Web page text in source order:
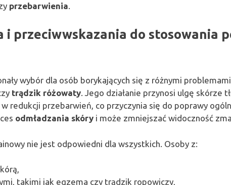
przebarwienia
i przeciwwskazania do stosowania
wybór dla osób borykających się z różnymi
trądzik różowaty. Jego działanie przynosi ulgę skórze
redukcji przebarwień, co przyczynia się do poprawy
odmładzania skóry i może zmniejszać widoczność
nie jest odpowiedni dla wszystkich. Osoby z:
takimi jak egzema czy trądzik ropowiczy,